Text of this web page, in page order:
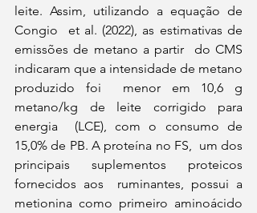
leite. Assim, utilizando a equação de
Congio  et al. (2022), as estimativas de
emissões de metano a partir  do CMS
indicaram que a intensidade de metano
produzido foi  menor em 10,6 g
metano/kg de leite corrigido para
energia  (LCE), com o consumo de
15,0% de PB. A proteína no FS,  um dos
principais suplementos proteicos
fornecidos aos  ruminantes, possui a
metionina como primeiro aminoácido